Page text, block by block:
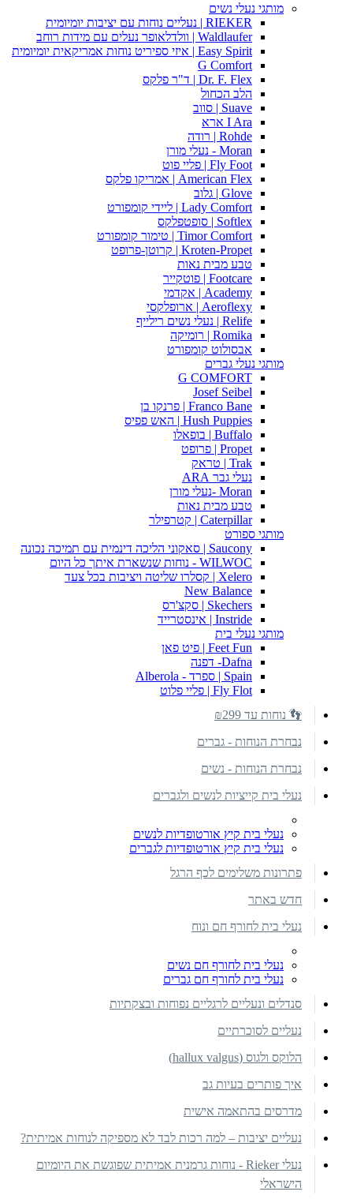
מותגי נעלי נשים
RIEKER | נעליים נוחות עם יציבות יומיומית
Waldlaufer | וולדלאופר נעלים עם מידות רוחב
Easy Spirit | איזי ספיריט נוחות אמריקאית יומיומית
G Comfort
Dr. F. Flex | ד"ר פלקס
הלב הכחול
Suave | סווב
I Ara ארא
Rohde | רודה
Moran - נעלי מורן
Fly Foot | פליי פוט
American Flex | אמריקו פלקס
Glove | גלוב
Lady Comfort | ליידי קומפורט
Softlex | סופטפלקס
Timor Comfort | טימור קומפורט
Kroten-Propet | קרוטן-פרופט
טבע מבית נאות
Footcare | פוטקייר
Academy | אקדמי
Aeroflexy | ארופלקסי
Relife | נעלי נשים רילייף
Romika | רומיקה
אבסולוט קומפורט
מותגי נעלי גברים
G COMFORT
Josef Seibel
Franco Bane | פרנקו בן
Hush Puppies | האש פפיס
Buffalo | בופאלו
Propet | פרופט
Trak | טראק
נעלי גבר ARA
Moran -נעלי מורן
טבע מבית נאות
Caterpillar | קטרפילר
מותגי ספורט
Saucony | סאקוני הליכה דינמית עם תמיכה נכונה
WILWOC - נוחות שנשארת איתך כל היום
Xelero | קסלרו שליטה ויציבות בכל צעד
New Balance
Skechers | סקצ'רס
Instride | אינסטרייד
מותגי נעלי בית
Feet Fun | פיט פאן
Dafna- דפנה
Spain | ספרד - Alberola
Fly Flot | פליי פלוט
👣 נוחות עד ₪299
נבחרת הנוחות - גברים
נבחרת הנוחות - נשים
נעלי בית קייציות לנשים ולגברים
נעלי בית קיץ אורטופדיות לנשים
נעלי בית קיץ אורטופדיות לגברים
פתרונות משלימים לכף הרגל
חדש באתר
נעלי בית לחורף חם ונוח
נעלי בית לחורף חם נשים
נעלי בית לחורף חם גברים
סנדלים ונעליים לרגליים נפוחות ובצקתיות
נעליים לסוכרתיים
הלוקס ולגוס (hallux valgus)
איך פותרים בעיות גב
מדרסים בהתאמה אישית
נעליים יציבות – למה רכות לבד לא מספיקה לנוחות אמיתית?
נעלי Rieker - נוחות גרמנית אמיתית שפוגשת את היומיום
הישראלי